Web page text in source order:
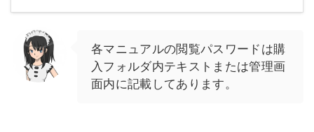
各マニュアルの閲覧パスワードは購
入フォルダ内テキストまたは管理画
面内に記載してあります。